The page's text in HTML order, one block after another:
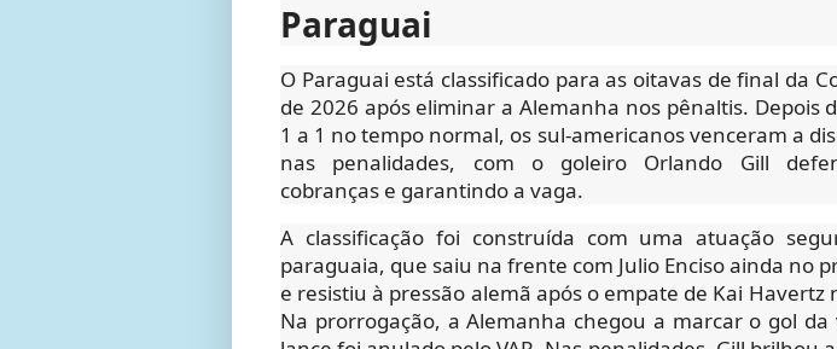
Paraguai
O Paraguai está classificado para as oitavas de final da
de 2026 após eliminar a Alemanha nos pênaltis. Depois
1 a 1 no tempo normal, os sul-americanos venceram a
nas penalidades, com o goleiro Orlando Gill
cobranças e garantindo a vaga.
A classificação foi construída com uma atuação
paraguaia, que saiu na frente com Julio Enciso ainda no
e resistiu à pressão alemã após o empate de Kai Havertz
Na prorrogação, a Alemanha chegou a marcar o gol da